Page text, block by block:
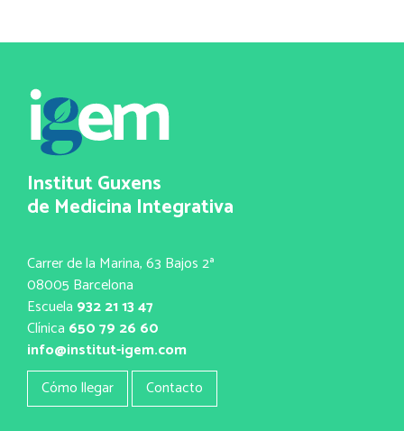
Institut Guxens
de Medicina Integrativa
Carrer de la Marina, 63 Bajos 2ª
08005 Barcelona
Escuela 932 21 13 47
Clínica 650 79 26 60
info@institut-igem.com
Cómo llegar
Contacto